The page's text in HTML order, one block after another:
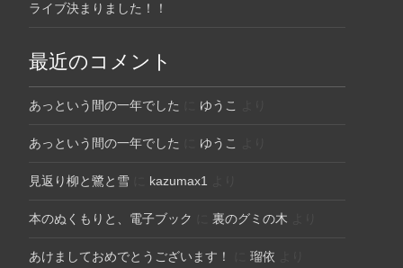
ライブ決まりました！！
最近のコメント
あっという間の一年でした ゆうこ
あっという間の一年でした ゆうこ
見返り柳と鷺と雪 kazumax1
本のぬくもりと、電子ブック 裏のグミの木
あけましておめでとうございます！ 瑠依